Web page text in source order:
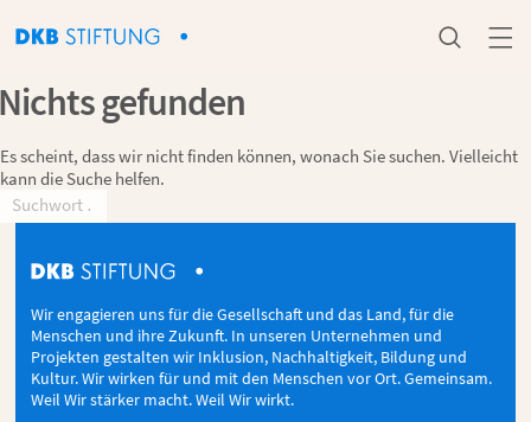
 
gefunden
Es scheint, dass wir nicht finden können, wonach Sie suchen. Vielleicht
kann die Suche helfen.
Wir engagieren uns für die Gesellschaft und das Land, für die
Menschen und ihre Zukunft. In unseren Unternehmen und
Projekten gestalten wir Inklusion, Nachhaltigkeit, Bildung und
Kultur. Wir wirken für und mit den Menschen vor Ort. Gemeinsam.
Weil Wir stärker macht. Weil Wir wirkt.